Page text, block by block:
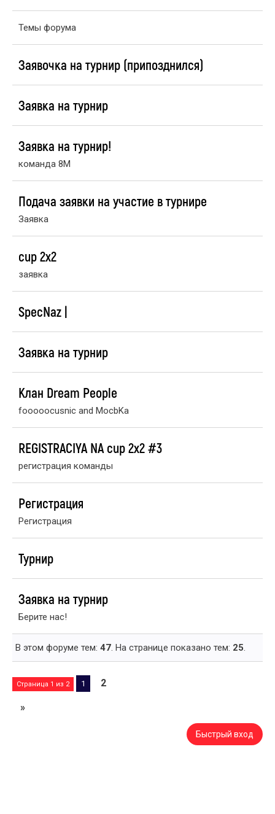
Темы форума
Заявочка на турнир (припозднился)
Заявка на турнир
Заявка на турнир!
команда 8M
Подача заявки на участие в турнире
Заявка
cup 2x2
заявка
SpecNaz |
Заявка на турнир
Клан Dream People
fooooocusnic and MocbKa
REGISTRACIYA NA cup 2x2 #3
регистрация команды
Регистрация
Регистрация
Турнир
Заявка на турнир
Берите нас!
В этом форуме тем: 47. На странице показано тем: 25.
Страница 1 из 2 1 2
»